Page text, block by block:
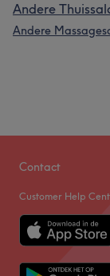
Andere
Andere
Contact
Customer Help